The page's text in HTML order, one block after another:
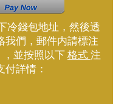
冷錢包地址，然後透
我們，郵件内請標注
，並按照以下 格式 注
付詳情：